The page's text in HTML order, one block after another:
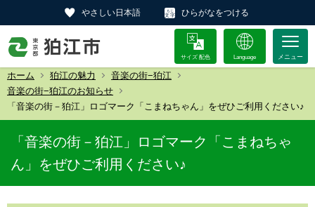
やさしい日本語 ひらがなをつける
サイズ 配色 Language
ホーム 狛江の魅力
音楽の街−狛江
音楽の街−狛江のお知らせ
「音楽の街－狛江」ロゴマーク「こまねちゃん」をぜひご利用ください♪
「音楽の街－狛江」ロゴマーク「こまねちゃ
ん」をぜひご利用ください♪